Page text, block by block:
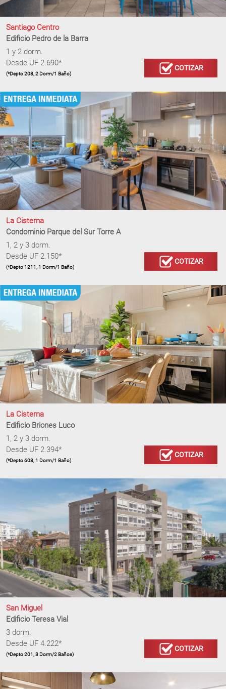
Santiago Centro
Edificio Pedro de la Barra
1 y 2 dorm.
Desde UF 2.690*
(*Depto 208, 2 Dorm/1 Baño)
COTIZAR
La Cisterna
Condominio Parque del Sur Torre A
1, 2 y 3 dorm.
Desde UF 2.150*
(*Depto 1211, 1 Dorm/1 Baño)
COTIZAR
La Cisterna
Edificio Briones Luco
1, 2 y 3 dorm.
Desde UF 2.394*
(*Depto 608, 1 Dorm/1 Baño)
COTIZAR
San Miguel
Edificio Teresa Vial
3 dorm.
Desde UF 4.222*
(*Depto 201, 3 Dorm/2 Baños)
COTIZAR